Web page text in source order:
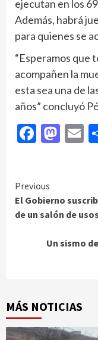
ejecutan en los
Además, habrá
para quienes se
“Esperamos que
acompañen la
esta sea una de
años” concluyó
Continue
Reading
Previous
El Gobierno
de un salón de
Un sismo
MÁS NOTICIAS